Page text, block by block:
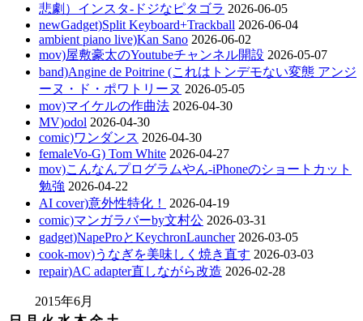
悲劇）インスタ-ドジなピタゴラ 2026-06-05
newGadget)Split Keyboard+Trackball 2026-06-04
ambient piano live)Kan Sano 2026-06-02
mov)屋敷豪太のYoutubeチャンネル開設 2026-05-07
band)Angine de Poitrine (これはトンデモない変態 アンジ
ーヌ・ド・ポワトリーヌ 2026-05-05
mov)マイケルの作曲法 2026-04-30
MV)odol 2026-04-30
comic)ワンダンス 2026-04-30
femaleVo-G) Tom White 2026-04-27
mov)こんなんプログラムやん-iPhoneのショートカット
勉強 2026-04-22
AI cover)意外性特化！
2026-04-19
comic)マンガラバーby文村公 2026-03-31
gadget)NapeProとKeychronLauncher 2026-03-05
cook-mov)うなぎを美味しく焼き直す 2026-03-03
repair)AC adapter直しながら改造 2026-02-28
2015年6月